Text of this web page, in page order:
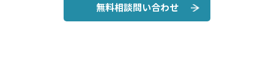
無料相談問い合わせ